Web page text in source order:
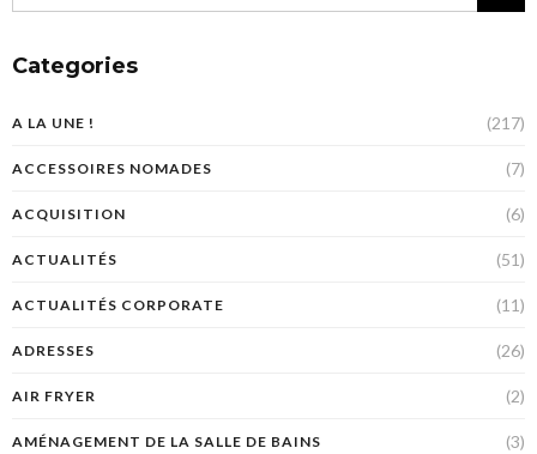
Categories
A LA UNE ! (217)
ACCESSOIRES NOMADES (7)
ACQUISITION (6)
ACTUALITÉS (51)
ACTUALITÉS CORPORATE (11)
ADRESSES (26)
AIR FRYER (2)
AMÉNAGEMENT DE LA SALLE DE BAINS (3)